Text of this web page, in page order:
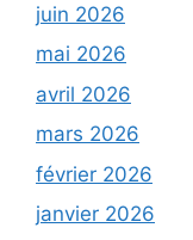
juin 2026
mai 2026
avril 2026
mars 2026
février 2026
janvier 2026